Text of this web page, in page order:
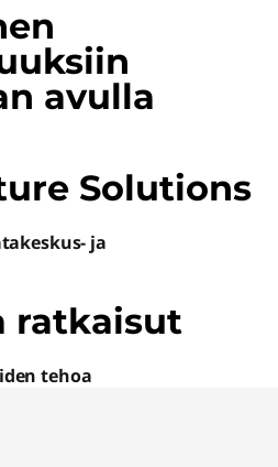
avulla
Solutions
ja
ratkaisut
tehoa